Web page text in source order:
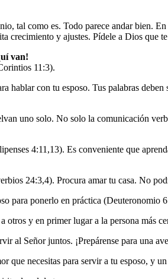
tal como es. Todo parece andar bien.
crecimiento y ajustes. Pídele a Dios que
van!
11:3).
hablar con tu esposo. Tus palabras
uno solo. No solo la comunicación
4:11,13). Es conveniente que
24:3,4). Procura amar tu casa. No
para ponerlo en práctica (Deuteronomio
y en primer lugar a la persona más
al Señor juntos. ¡Prepárense para una
que necesitas para servir a tu esposo, y